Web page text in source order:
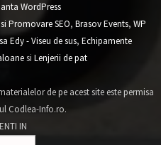
WordPress
Promovare SEO, Brasov Events, WP
Edy - Viseu de sus, Echipamente
si Lenjerii de pat
de pe acest site este permisa
Codlea-Info.ro.
IN